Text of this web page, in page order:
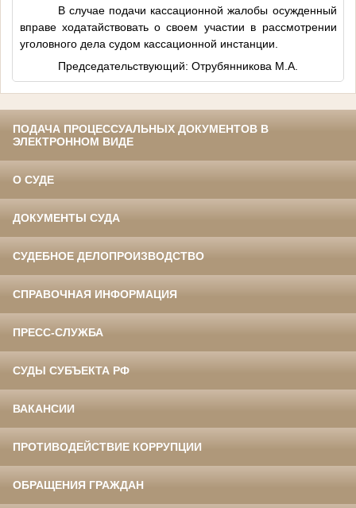
В случае подачи кассационной жалобы осужденный
вправе ходатайствовать о своем участии в рассмотрении
уголовного дела судом кассационной инстанции.
Председательствующий: Отрубянникова М.А.
ПОДАЧА ПРОЦЕССУАЛЬНЫХ ДОКУМЕНТОВ В
ЭЛЕКТРОННОМ ВИДЕ
О СУДЕ
ДОКУМЕНТЫ СУДА
СУДЕБНОЕ ДЕЛОПРОИЗВОДСТВО
СПРАВОЧНАЯ ИНФОРМАЦИЯ
ПРЕСС-СЛУЖБА
СУДЫ СУБЪЕКТА РФ
ВАКАНСИИ
ПРОТИВОДЕЙСТВИЕ КОРРУПЦИИ
ОБРАЩЕНИЯ ГРАЖДАН